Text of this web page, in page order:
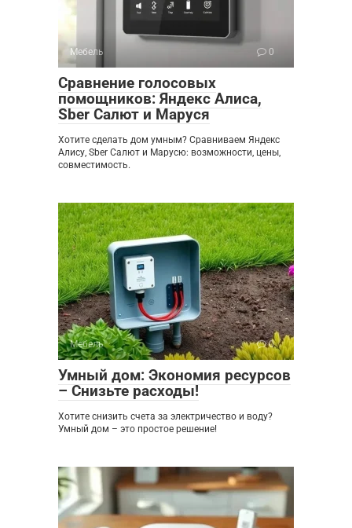
Мебель 0
Сравнение голосовых
помощников: Яндекс Алиса,
Sber Салют и Маруся
Хотите сделать дом умным? Сравниваем Яндекс
Алису, Sber Салют и Марусю: возможности, цены,
совместимость.
Мебель 0
Умный дом: Экономия ресурсов
– Снизьте расходы!
Хотите снизить счета за электричество и воду?
Умный дом – это простое решение!